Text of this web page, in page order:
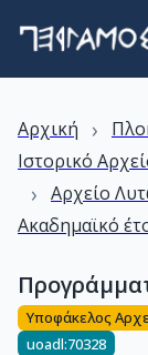
Αρχική ›
Ιστορικό
› Αρχείο
Ακαδημαϊκό
Υποφάκελος
uoadl:70328